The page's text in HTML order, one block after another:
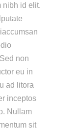
nibh id elit.
non
eu in
ad litora
inceptos
Nullam
sit